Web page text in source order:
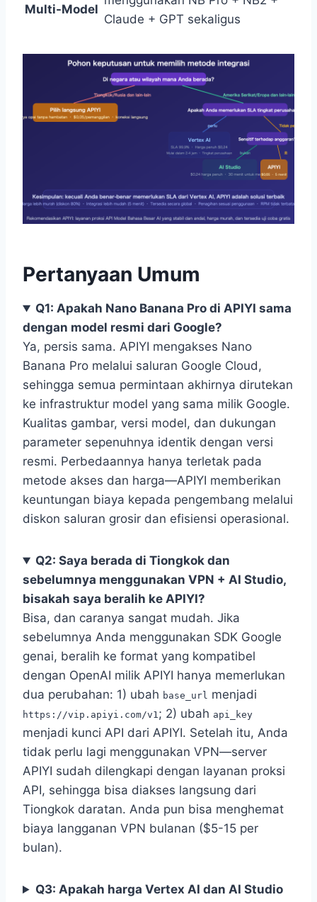
Multi-Model
Claude + GPT sekaligus
Pertanyaan Umum
Q1: Apakah Nano Banana Pro di APIYI sama
dengan model resmi dari Google?
Ya, persis sama. APIYI mengakses Nano
Banana Pro melalui saluran Google Cloud,
sehingga semua permintaan akhirnya dirutekan
ke infrastruktur model yang sama milik Google.
Kualitas gambar, versi model, dan dukungan
parameter sepenuhnya identik dengan versi
resmi. Perbedaannya hanya terletak pada
metode akses dan harga—APIYI memberikan
keuntungan biaya kepada pengembang melalui
diskon saluran grosir dan efisiensi operasional.
Q2: Saya berada di Tiongkok dan
sebelumnya menggunakan VPN + AI Studio,
bisakah saya beralih ke APIYI?
Bisa, dan caranya sangat mudah. Jika
sebelumnya Anda menggunakan SDK Google
genai, beralih ke format yang kompatibel
dengan OpenAI milik APIYI hanya memerlukan
dua perubahan: 1) ubah base_url menjadi
https://vip.apiyi.com/v1; 2) ubah api_key
menjadi kunci API dari APIYI. Setelah itu, Anda
tidak perlu lagi menggunakan VPN—server
APIYI sudah dilengkapi dengan layanan proksi
API, sehingga bisa diakses langsung dari
Tiongkok daratan. Anda pun bisa menghemat
biaya langganan VPN bulanan ($5-15 per
bulan).
Q3: Apakah harga Vertex AI dan AI Studio